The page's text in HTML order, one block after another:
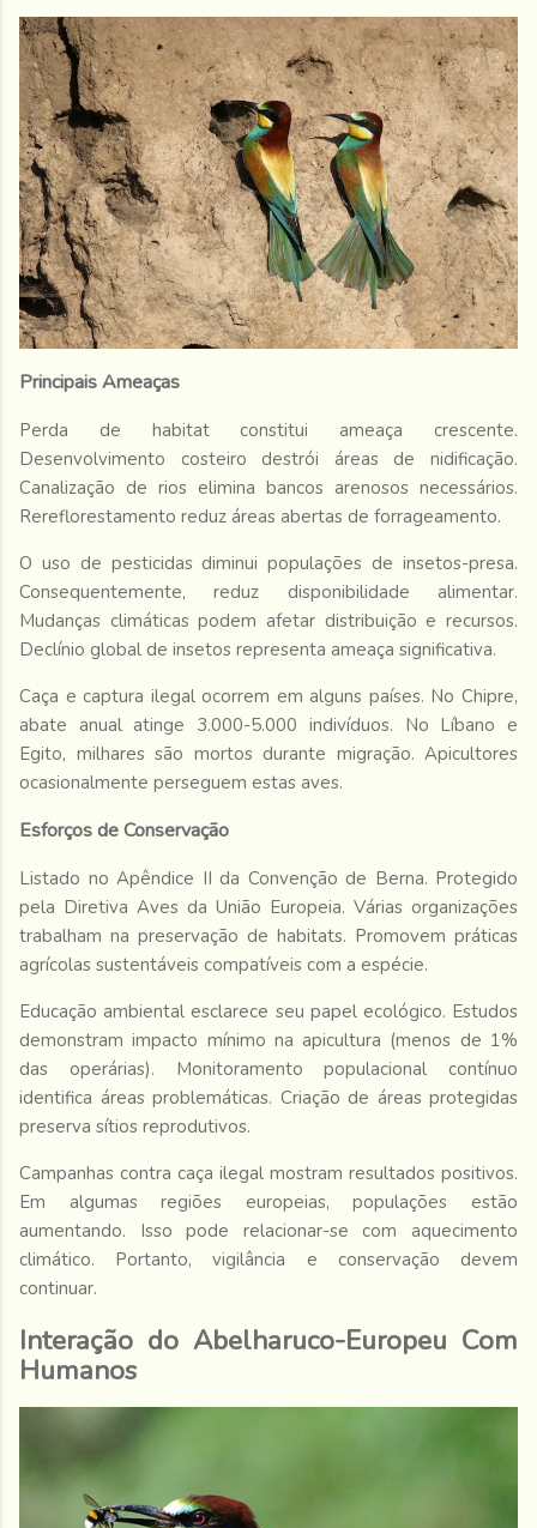
Principais Ameaças
Perda de habitat constitui ameaça crescente.
Desenvolvimento costeiro destrói áreas de nidificação.
Canalização de rios elimina bancos arenosos necessários.
Rereflorestamento reduz áreas abertas de forrageamento.
O uso de pesticidas diminui populações de insetos-presa.
Consequentemente, reduz disponibilidade alimentar.
Mudanças climáticas podem afetar distribuição e recursos.
Declínio global de insetos representa ameaça significativa.
Caça e captura ilegal ocorrem em alguns países. No Chipre,
abate anual atinge 3.000-5.000 indivíduos. No Líbano e
Egito, milhares são mortos durante migração. Apicultores
ocasionalmente perseguem estas aves.
Esforços de Conservação
Listado no Apêndice II da Convenção de Berna. Protegido
pela Diretiva Aves da União Europeia. Várias organizações
trabalham na preservação de habitats. Promovem práticas
agrícolas sustentáveis compatíveis com a espécie.
Educação ambiental esclarece seu papel ecológico. Estudos
demonstram impacto mínimo na apicultura (menos de 1%
das operárias). Monitoramento populacional contínuo
identifica áreas problemáticas. Criação de áreas protegidas
preserva sítios reprodutivos.
Campanhas contra caça ilegal mostram resultados positivos.
Em algumas regiões europeias, populações estão
aumentando. Isso pode relacionar-se com aquecimento
climático. Portanto, vigilância e conservação devem
continuar.
Interação do Abelharuco-Europeu Com
Humanos